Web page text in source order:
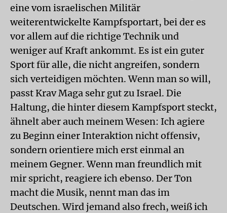
eine vom israelischen Militär
weiterentwickelte Kampfsportart, bei der es
vor allem auf die richtige Technik und
weniger auf Kraft ankommt. Es ist ein guter
Sport für alle, die nicht angreifen, sondern
sich verteidigen möchten. Wenn man so will,
passt Krav Maga sehr gut zu Israel. Die
Haltung, die hinter diesem Kampfsport steckt,
ähnelt aber auch meinem Wesen: Ich agiere
zu Beginn einer Interaktion nicht offensiv,
sondern orientiere mich erst einmal an
meinem Gegner. Wenn man freundlich mit
mir spricht, reagiere ich ebenso. Der Ton
macht die Musik, nennt man das im
Deutschen. Wird jemand also frech, weiß ich